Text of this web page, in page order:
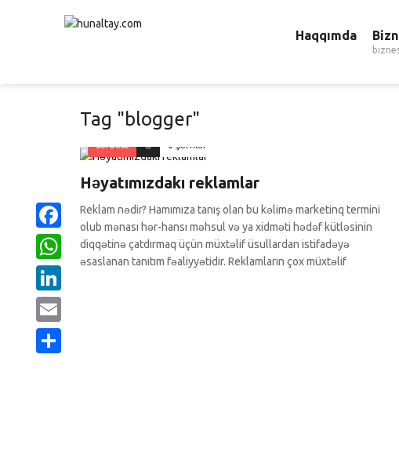
Haqqımda
Tag "blogger"
Sərbəst 0 Şərhlər
Həyatımızdakı reklamlar
Reklam nədir? Hamımıza tanış olan bu kəlimə marketinq termini
olub mənası hər-hansı məhsul və ya xidməti hədəf kütləsinin
diqqətinə çatdırmaq üçün müxtəlif üsullardan istifadəyə
əsaslanan tanıtım fəaliyyətidir. Reklamların çox müxtəlif
Facebook
WhatsApp
LinkedIn
Email